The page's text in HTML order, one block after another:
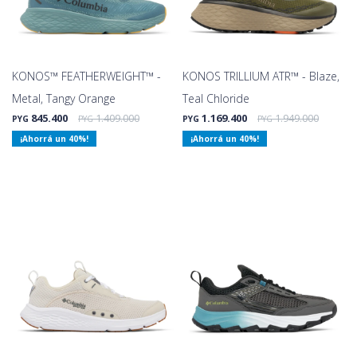
KONOS™ FEATHERWEIGHT™ -
Metal, Tangy Orange
PYG 845.400 PYG 1.409.000
40
KONOS TRILLIUM ATR™ - Blaze,
Teal Chloride
PYG 1.169.400 PYG 1.949.000
40